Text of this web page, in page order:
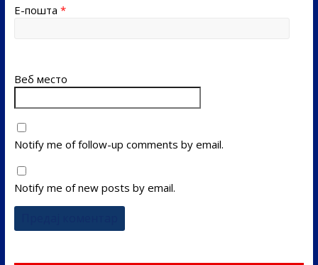
Е-пошта *
Веб место
Notify me of follow-up comments by email.
Notify me of new posts by email.